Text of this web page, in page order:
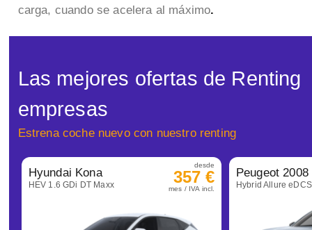
carga, cuando se acelera al máximo.
Las mejores ofertas de Renting
empresas
Estrena coche nuevo con nuestro renting
Hyundai Kona
HEV 1.6 GDi DT Maxx
desde
357 €
mes / IVA incl.
Peugeot 2008
Hybrid Allure